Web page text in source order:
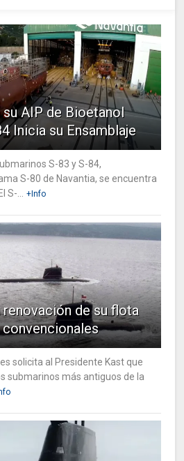
AIP de Bioetanol
Inicia su Ensamblaje
S-83 y S-84,
S-80 de Navantia, se encuentra
...
+Info
renovación de su flota
solicita al Presidente Kast que
submarinos más antiguos de la